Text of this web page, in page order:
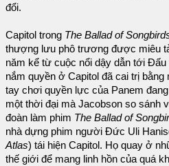
đổi.
Capitol trong The Ballad of
thượng lưu phô trương được miêu
năm kể từ cuộc nổi dậy dẫn tới
nắm quyền ở Capitol đã cai trị
tay chơi quyền lực của Panem
một thời đại mà Jacobson so sánh
đoàn làm phim The Ballad of
nhà dựng phim người Đức Uli
Atlas) tái hiện Capitol. Họ quay ở
thế giới để mang linh hồn của quá